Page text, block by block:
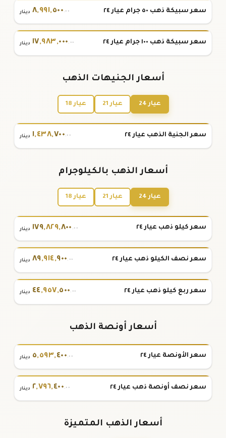
سعر سبيكة ذهب ٥٠ جرام عيار ٢٤ ٨,٩٩١,٥٠٠.٠٠ دينار
سعر سبيكة ذهب ١٠٠ جرام عيار ٢٤ ١٧,٩٨٣,٠٠٠.٠٠ دينار
أسعار الجنيهات الذهب
عيار 24 عيار 21 عيار 18
سعر الجنية الذهب عيار ٢٤ ١,٤٣٨,٧٠٠.٠٠ دينار
أسعار الذهب بالكيلوجرام
عيار 24 عيار 21 عيار 18
سعر كيلو ذهب عيار ٢٤ ١٧٩,٨٢٩,٨٠٠ .٠٠ دينار
سعر نصف الكيلو ذهب عيار ٢٤ ٨٩,٩١٤,٩٠٠.٠٠ دينار
سعر ربع كيلو ذهب عيار ٢٤ ٤٤,٩٥٧,٥٠٠.٠٠ دينار
أسعار أونصة الذهب
سعر الأونصة عيار ٢٤ ٥,٥٩٣,٤٠٠.٠٠ دينار
سعر نصف أونصة ذهب عيار ٢٤ ٢,٧٩٦,٤٠٠.٠٠ دينار
أسعار الذهب المتميزة